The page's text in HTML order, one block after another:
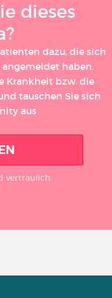
dieses
dazu, die sich
haben.
Krankheit bzw. die
tauschen Sie sich
aus
vertraulich.